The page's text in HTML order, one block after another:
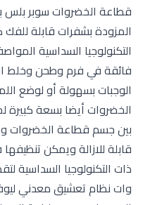
التكنولوجيا السداسية
فائقة في فرم وطحن وخلط
الوجبات بسهولة أو لوضع
الخضروات أيضا بسعة كبيرة
بين جسم قطاعة الخضروات
قابلة للازالة ويمكن
وات نظام تعشيق معدني